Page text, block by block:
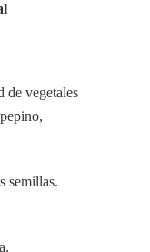
de vegetales
semillas.